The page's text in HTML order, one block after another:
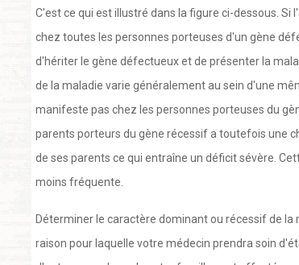
C'est ce qui est illustré dans la figure ci-dessous.
chez toutes les personnes porteuses d'un gène
d'hériter le gène défectueux et de présenter la
de la maladie varie généralement au sein d'une
manifeste pas chez les personnes porteuses du
parents porteurs du gène récessif a toutefois une
de ses parents ce qui entraîne un déficit sévère.
moins fréquente.
Déterminer le caractère dominant ou récessif de
raison pour laquelle votre médecin prendra soin